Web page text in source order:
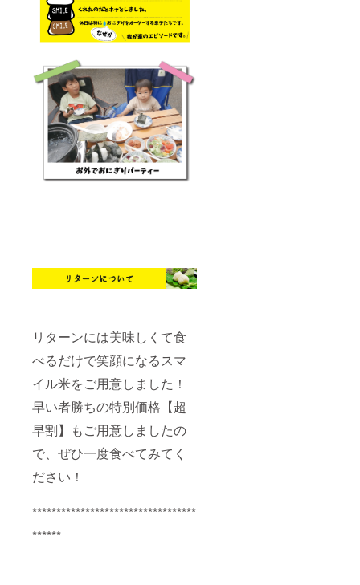
リターンには美味しくて食
べるだけで笑顔になるスマ
イル米をご用意しました！
早い者勝ちの特別価格【超
早割】もご用意しましたの
で、ぜひ一度食べてみてく
ださい！
**********************************
******